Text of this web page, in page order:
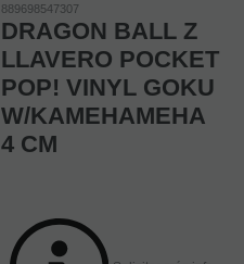
889698547307
DRAGON BALL Z
LLAVERO POCKET
POP! VINYL GOKU
W/KAMEHAMEHA
4 CM